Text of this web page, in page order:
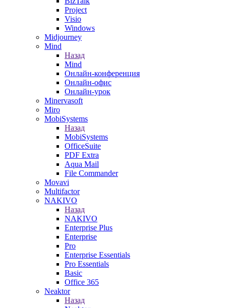
Project
Visio
Windows
Midjourney
Mind
Назад
Mind
Онлайн-конференция
Онлайн-офис
Онлайн-урок
Minervasoft
Miro
MobiSystems
Назад
MobiSystems
OfficeSuite
PDF Extra
Aqua Mail
File Commander
Movavi
Multifactor
NAKIVO
Назад
NAKIVO
Enterprise Plus
Enterprise
Pro
Enterprise Essentials
Pro Essentials
Basic
Office 365
Neaktor
Назад